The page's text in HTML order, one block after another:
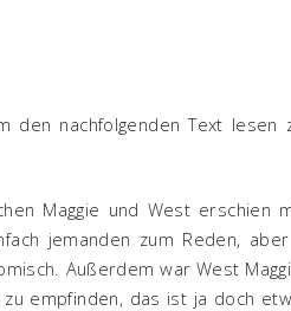
den nachfolgenden Text
Maggie und West erschien
jemanden zum Reden,
Außerdem war West
empfinden, das ist ja doch